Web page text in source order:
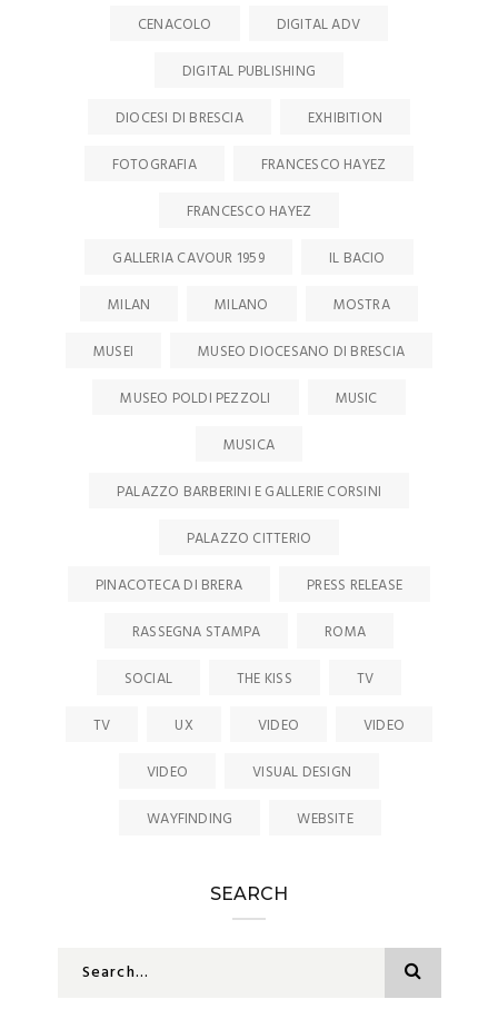
CENACOLO
DIGITAL ADV
DIGITAL PUBLISHING
DIOCESI DI BRESCIA
EXHIBITION
FOTOGRAFIA
FRANCESCO HAYEZ
FRANCESCO HAYEZ
GALLERIA CAVOUR 1959
IL BACIO
MILAN
MILANO
MOSTRA
MUSEI
MUSEO DIOCESANO DI BRESCIA
MUSEO POLDI PEZZOLI
MUSIC
MUSICA
PALAZZO BARBERINI E GALLERIE CORSINI
PALAZZO CITTERIO
PINACOTECA DI BRERA
PRESS RELEASE
RASSEGNA STAMPA
ROMA
SOCIAL
THE KISS
TV
TV
UX VIDEO
VIDEO
VIDEO
VISUAL DESIGN
WAYFINDING
WEBSITE
SEARCH